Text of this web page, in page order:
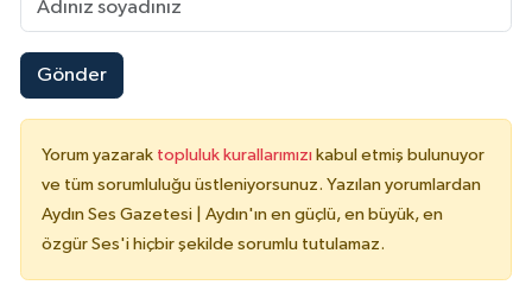
Gönder
Yorum yazarak topluluk kurallarımızı kabul etmiş bulunuyor
ve tüm sorumluluğu üstleniyorsunuz. Yazılan yorumlardan
Aydın Ses Gazetesi | Aydın'ın en güçlü, en büyük, en
özgür Ses'i hiçbir şekilde sorumlu tutulamaz.